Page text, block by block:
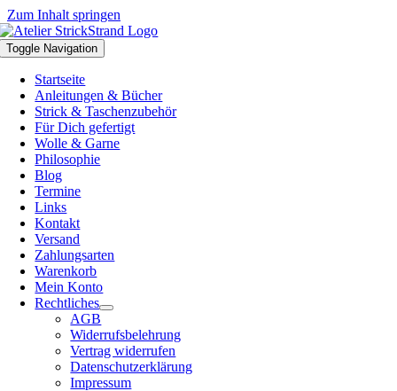
Zum Inhalt springen
Toggle Navigation
Startseite
Anleitungen & Bücher
Strick & Taschenzubehör
Für Dich gefertigt
Wolle & Garne
Philosophie
Blog
Termine
Links
Kontakt
Versand
Zahlungsarten
Warenkorb
Mein Konto
Rechtliches
AGB
Widerrufsbelehrung
Vertrag widerrufen
Datenschutzerklärung
Impressum